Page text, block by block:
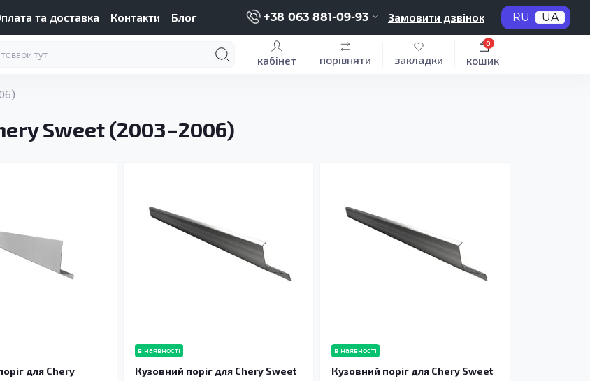
та доставка Контакти Блог +38 063 881-09-93 Замовити дзвінок RU UA
кабінет порівняти закладки кошик
0
Sweet (2003–2006)
для Chery
в наявності
Кузовний поріг для Chery Sweet
в наявності
Кузовний поріг для Chery Sweet